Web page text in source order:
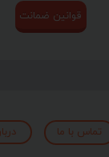
تماس با ما
قوانین ضمانت